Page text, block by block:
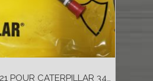
INJECTEUR 0R-3421 POUR CATERPILLAR 3406B